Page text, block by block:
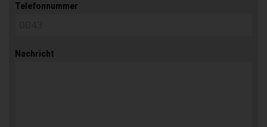
Telefonnummer
Nachricht